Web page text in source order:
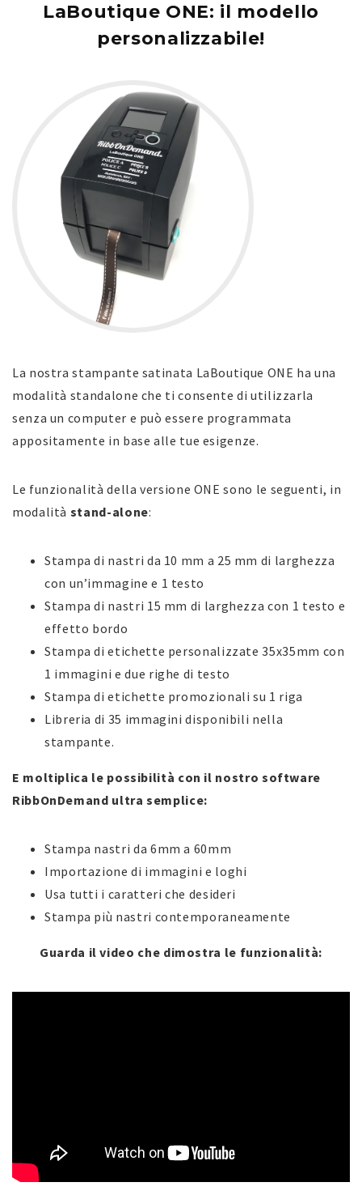
LaBoutique ONE: il modello
personalizzabile!
La nostra stampante satinata LaBoutique ONE ha una
modalità standalone che ti consente di utilizzarla
senza un computer e può essere programmata
appositamente in base alle tue esigenze.
Le funzionalità della versione ONE sono le seguenti, in
modalità stand-alone:
Stampa di nastri da 10 mm a 25 mm di larghezza
con un’immagine e 1 testo
Stampa di nastri 15 mm di larghezza con 1 testo e
effetto bordo
Stampa di etichette personalizzate 35x35mm con
1 immagini e due righe di testo
Stampa di etichette promozionali su 1 riga
Libreria di 35 immagini disponibili nella
stampante.
E moltiplica le possibilità con il nostro software
RibbOnDemand ultra semplice:
Stampa nastri da 6mm a 60mm
Importazione di immagini e loghi
Usa tutti i caratteri che desideri
Stampa più nastri contemporaneamente
Guarda il video che dimostra le funzionalità: